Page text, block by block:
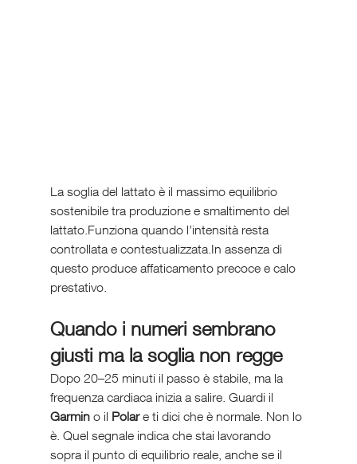
La soglia del lattato è il massimo equilibrio
sostenibile tra produzione e smaltimento del
lattato.Funziona quando l’intensità resta
controllata e contestualizzata.In assenza di
questo produce affaticamento precoce e calo
prestativo.
Quando i numeri sembrano
giusti ma la soglia non regge
Dopo 20–25 minuti il passo è stabile, ma la
frequenza cardiaca inizia a salire. Guardi il
Garmin o il Polar e ti dici che è normale. Non lo
è. Quel segnale indica che stai lavorando
sopra il punto di equilibrio reale, anche se il